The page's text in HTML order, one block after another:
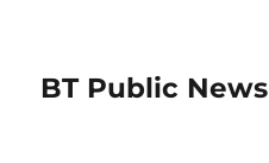
BT Public News